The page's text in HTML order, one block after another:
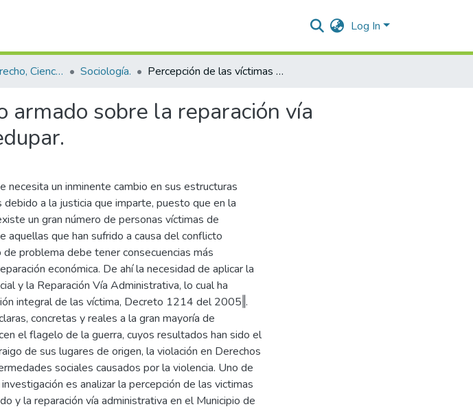
Log In
Facultad de Derecho, Ciencias Políticas y Sociales. Sociología. Percepción de las víctimas del conflicto armado sobre la reparación vía administrativa en el municipio de Valledupar.
armado sobre la reparación vía
necesita un inminente cambio en sus estructuras
a la justicia que imparte, puesto que en la
un gran número de personas víctimas de
aquellas que han sufrido a causa del conflicto
problema debe tener consecuencias más
económica. De ahí la necesidad de aplicar la
y la Reparación Vía Administrativa, lo cual ha
integral de las víctima, Decreto 1214 del 2005‖.
concretas y reales a la gran mayoría de
el flagelo de la guerra, cuyos resultados han sido el
de sus lugares de origen, la violación en Derechos
sociales causados por la violencia. Uno de
es analizar la percepción de las victimas
y la reparación vía administrativa en el Municipio de